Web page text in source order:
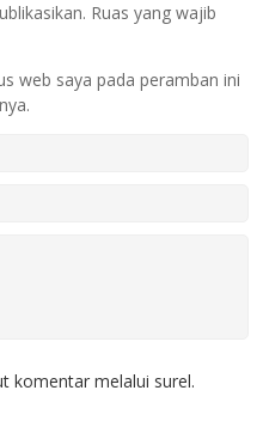
Ruas yang wajib
web saya pada peramban ini
komentar melalui surel.